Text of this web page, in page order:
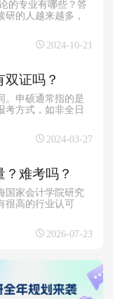
的专业有哪些？答
的人越来越多，
2024-10-21
证吗？
。申硕通常指的是
考方式，如非全日
2024-03-27
难考吗？
国家会计学院研究
很高的行业认可
2026-07-23